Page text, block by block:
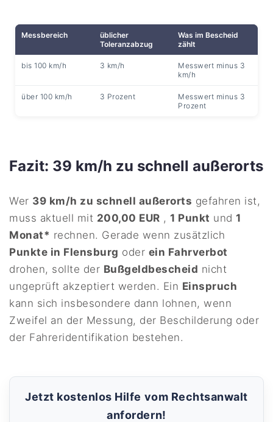
Messbereich
üblicher
Toleranzabzug
Was im Bescheid
zählt
bis 100 km/h 3 km/h
Messwert minus 3
km/h
über 100 km/h 3 Prozent
Messwert minus 3
Prozent
Fazit: 39 km/h zu schnell außerorts
Wer 39 km/h zu schnell außerorts gefahren ist,
muss aktuell mit 200,00 EUR ,1 Punkt und1
Monat* rechnen. Gerade wenn zusätzlich
Punkte in Flensburg oder ein Fahrverbot
drohen, sollte der Bußgeldbescheid nicht
ungeprüft akzeptiert werden. Ein Einspruch
kann sich insbesondere dann lohnen, wenn
Zweifel an der Messung, der Beschilderung oder
der Fahreridentifikation bestehen.
Jetzt kostenlos Hilfe vom Rechtsanwalt
anfordern!